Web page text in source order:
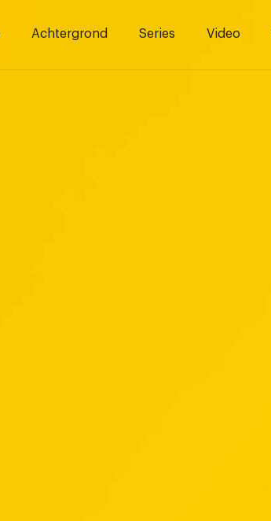
Achtergrond Series Video